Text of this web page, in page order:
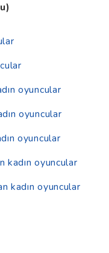
oyuncular
oyuncular
oyuncular
kadın oyuncular
kadın oyuncular